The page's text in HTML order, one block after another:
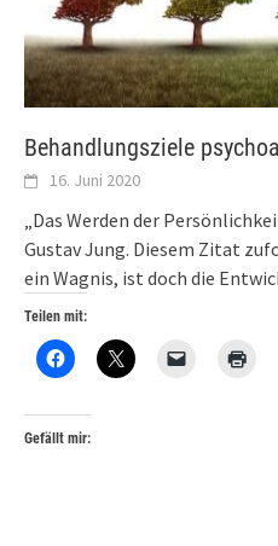
Behandlungsziele
16. Juni 2020
„Das Werden der
Gustav Jung. Diesem Zitat
ein Wagnis, ist doch die
Teilen mit:
Gefällt mir: